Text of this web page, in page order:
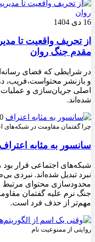
16 دی 1404
از تحریف واقعیت تا
مقدم جنگ روان
در شرایطی که فضای
و بازنشر محتواست،فریب،
اصلی جریان‌سازی و عملیات
شده‌اند.
10
چرا گفتمان مقاومت در
سانسور به مثابه اعتراف
شبکه‌های اجتماعی قرار بود
نبرد تبدیل شده‌اند. نبردی
محدودسازی محتوای مرتبط
جنگ نرم علیه گفتمان
مهم‌تر از حذف فرد است.
روایتی از ممنوعیت نام